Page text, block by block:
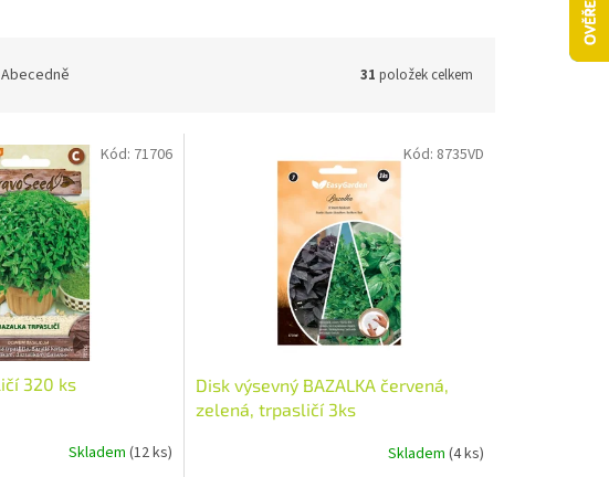
Abecedně 31 položek celkem
320 ks
Skladem (12 ks)
Kód: 71706
Disk výsevný BAZALKA červená,
zelená, trpasličí 3ks
Skladem (4 ks)
Kód: 8735VD